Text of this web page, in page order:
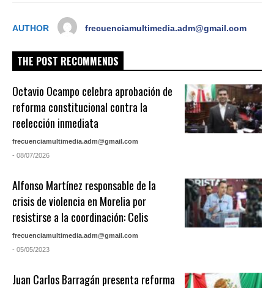
AUTHOR frecuenciamultimedia.adm@gmail.com
THE POST RECOMMENDS
Octavio Ocampo celebra aprobación de
reforma constitucional contra la
reelección inmediata
frecuenciamultimedia.adm@gmail.com
- 08/07/2026
Alfonso Martínez responsable de la
crisis de violencia en Morelia por
resistirse a la coordinación: Celis
frecuenciamultimedia.adm@gmail.com
- 05/05/2023
Juan Carlos Barragán presenta reforma